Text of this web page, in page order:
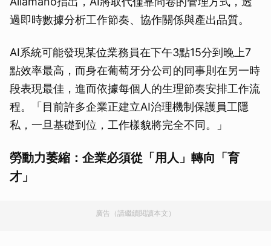
過即時數據分析工作節奏、協作關係與產出品質。
AI系統可能發現某位業務員在下午3點15分到晚上7
點效率最高，而身在葡萄牙分公司的同事則在另一時
段表現最佳，進而依據每個人的生理節奏安排工作流
程。「目前許多企業正建立AI治理機制保護員工隱
私，一旦基礎到位，工作樣貌將完全不同。」
勞動力萎縮：企業必須從「用人」轉向「育
才」
廣告（請繼續閱讀本文）